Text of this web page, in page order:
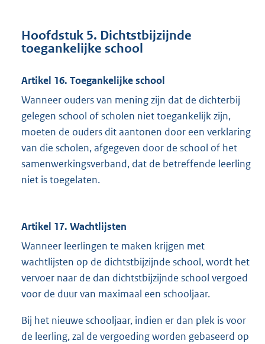
Hoofdstuk 5. Dichtstbijzijnde
toegankelijke school
Artikel 16. Toegankelijke school
Wanneer ouders van mening zijn dat de dichterbij
gelegen school of scholen niet toegankelijk zijn,
moeten de ouders dit aantonen door een verklaring
van die scholen, afgegeven door de school of het
samenwerkingsverband, dat de betreffende leerling
niet is toegelaten.
Artikel 17. Wachtlijsten
Wanneer leerlingen te maken krijgen met
wachtlijsten op de dichtstbijzijnde school, wordt het
vervoer naar de dan dichtstbijzijnde school vergoed
voor de duur van maximaal een schooljaar.
Bij het nieuwe schooljaar, indien er dan plek is voor
de leerling, zal de vergoeding worden gebaseerd op